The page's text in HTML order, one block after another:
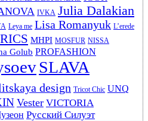
IVKA Julia Dalakian
Leya me Lisa Romanyuk L’erede
MHPI MOSFUR NISSA
Golub PROFASHION
SLAVA
design Tricot Chic UNQ
Vester VICTORIA
Русский Силуэт